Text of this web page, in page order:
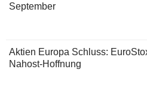
September
Aktien Europa Schluss:
Nahost-Hoffnung